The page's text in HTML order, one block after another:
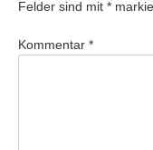
Felder sind mit *
Kommentar *